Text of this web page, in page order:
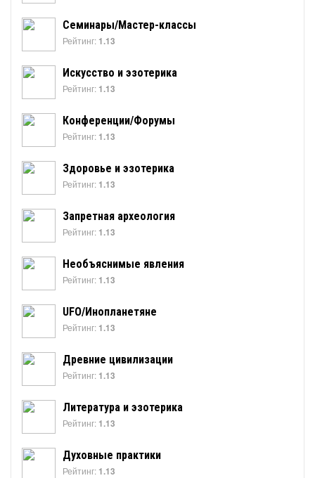
Семинары/Мастер-классы
Рейтинг: 1.13
Искусство и эзотерика
Рейтинг: 1.13
Конференции/Форумы
Рейтинг: 1.13
Здоровье и эзотерика
Рейтинг: 1.13
Запретная археология
Рейтинг: 1.13
Необъяснимые явления
Рейтинг: 1.13
UFO/Инопланетяне
Рейтинг: 1.13
Древние цивилизации
Рейтинг: 1.13
Литература и эзотерика
Рейтинг: 1.13
Духовные практики
Рейтинг: 1.13